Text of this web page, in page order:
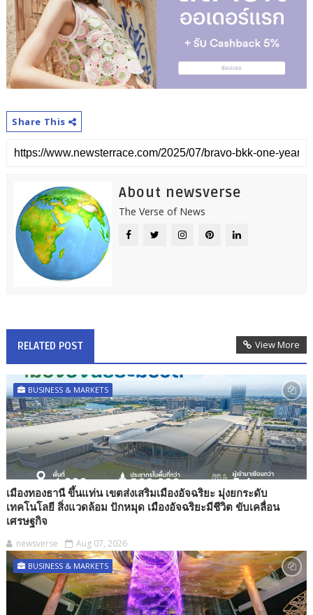
Share This
About newsverse
The Verse of News
RELATED POST View More
BUSINESS & MARKETS
เมืองทองธานี ขึ้นแท่น เขตส่งเสริมเมืองอัจฉริยะ มุ่งยกระดับ
เทคโนโลยี สิ่งแวดล้อม ปักหมุด เมืองอัจฉริยะมีชีวิต ขับเคลื่อน
เศรษฐกิจ
newsverse Aug 07, 2026
BUSINESS & MARKETS